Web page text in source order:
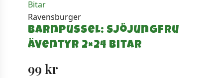
Ravensburger
Barnpussel: Sjöjungfru
äventyr 2×24 Bitar
99 kr